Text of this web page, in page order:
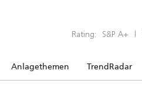
Rating: S&P A+ |
Anlagethemen TrendRadar